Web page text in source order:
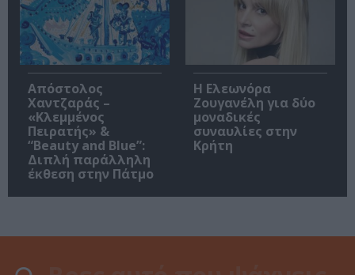
Απόστολος
Χαντζαράς –
«Κλεμμένος
Πειρατής» &
“Beauty and Blue”:
Διπλή παράλληλη
έκθεση στην Πάτμο
Η Ελεωνόρα
Ζουγανέλη για δύο
μοναδικές
συναυλίες στην
Κρήτη